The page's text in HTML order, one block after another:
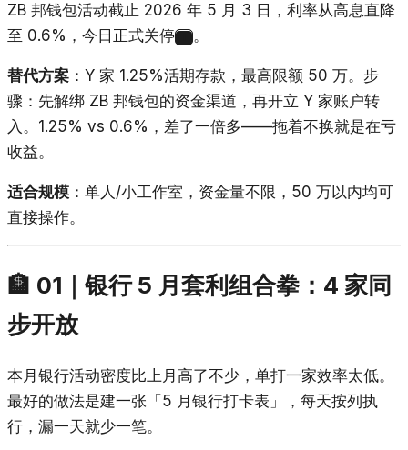
ZB 邦钱包活动截止 2026 年 5 月 3 日，利率从高息直降
至 0.6%，今日正式关停
。
替代方案 ：Y 家 1.25%活期存款，最高限额 50 万。步
骤：先解绑 ZB 邦钱包的资金渠道，再开立 Y 家账户转
入。1.25% vs 0.6%，差了一倍多——拖着不换就是在亏
收益。
适合规模 ：单人/小工作室，资金量不限，50 万以内均可
直接操作。
🏦 01｜银行 5 月套利组合拳：4 家同
步开放
本月银行活动密度比上月高了不少，单打一家效率太低。
最好的做法是建一张「5 月银行打卡表」，每天按列执
行，漏一天就少一笔。